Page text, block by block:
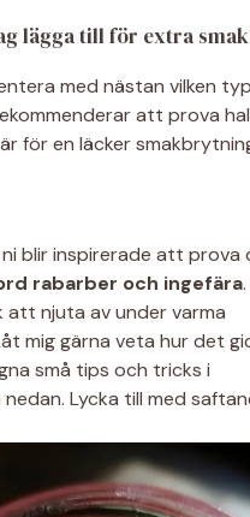
lägga till för extra
med nästan vilken
att prova
för en läcker
blir inspirerade att prova
rabarber och ingefära
njuta av under varma
mig gärna veta hur det
små tips och tricks i
Lycka till med